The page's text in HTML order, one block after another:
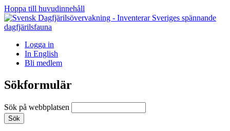
Hoppa till huvudinnehåll
Logga in
In English
Bli medlem
Sökformulär
Sök på webbplatsen